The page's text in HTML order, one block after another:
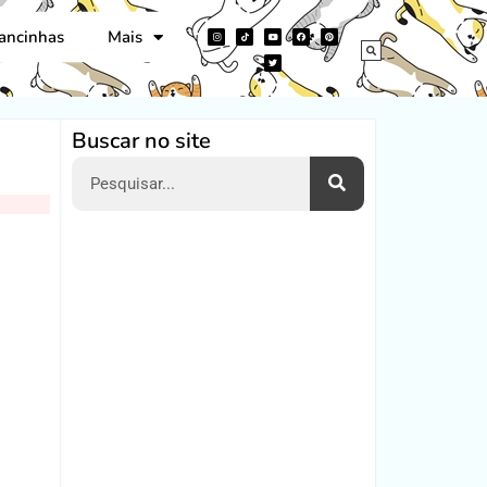
Mais
Buscar no site